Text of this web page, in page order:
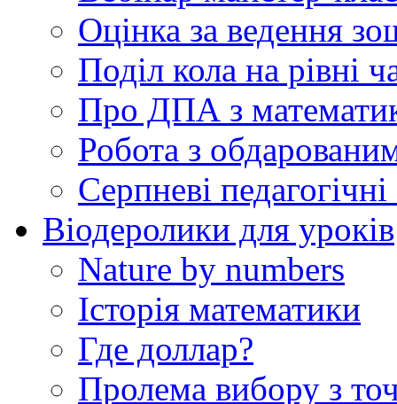
Оцінка за ведення
Поділ кола на рівні
Про ДПА з
Робота з
Серпневі
Віодеролики для уроків
Nature by numbers
Історія математики
Где доллар?
Пролема вибору з